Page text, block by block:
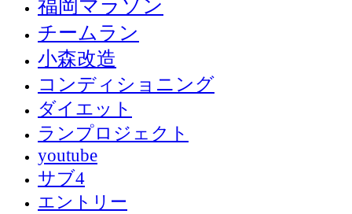
福岡マラソン
チームラン
小森改造
コンディショニング
ダイエット
ランプロジェクト
youtube
サブ4
エントリー